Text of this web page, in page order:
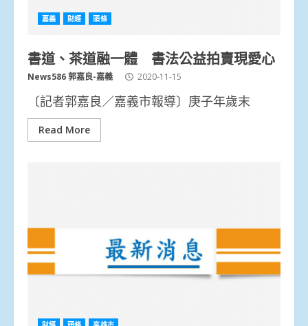
嘉義 財經 頭條
書道、茶道融一體 書法公益拍賣現愛心
News586 郭嘉良-嘉義 2020-11-15
〔記者郭嘉良／嘉義市報導〕庚子年歲末
Read More